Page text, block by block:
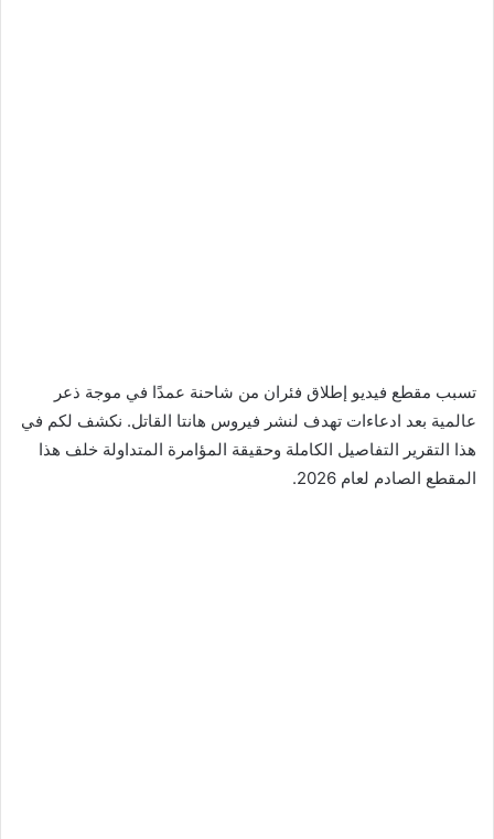
تسبب مقطع فيديو إطلاق فئران من شاحنة عمدًا في موجة ذعر
عالمية بعد ادعاءات تهدف لنشر فيروس هانتا القاتل. نكشف لكم في
هذا التقرير التفاصيل الكاملة وحقيقة المؤامرة المتداولة خلف هذا
المقطع الصادم لعام 2026.